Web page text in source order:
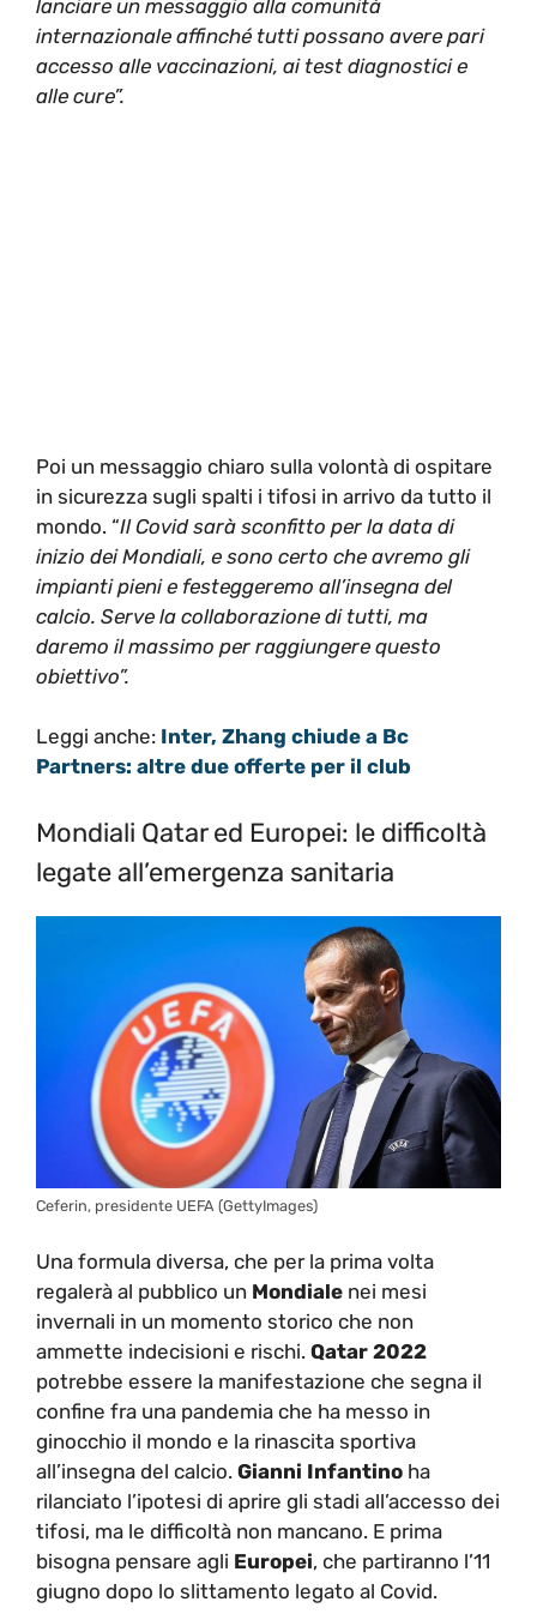
lanciare un messaggio alla comunità
internazionale affinché tutti possano avere pari
accesso alle vaccinazioni, ai test diagnostici e
alle cure”.
Poi un messaggio chiaro sulla volontà di ospitare
in sicurezza sugli spalti i tifosi in arrivo da tutto il
mondo. “Il Covid sarà sconfitto per la data di
inizio dei Mondiali, e sono certo che avremo gli
impianti pieni e festeggeremo all’insegna del
calcio. Serve la collaborazione di tutti, ma
daremo il massimo per raggiungere questo
obiettivo”.
Leggi anche: Inter, Zhang chiude a Bc
Partners: altre due offerte per il club
Mondiali Qatar ed Europei: le difficoltà
legate all’emergenza sanitaria
Ceferin, presidente UEFA (GettyImages)
Una formula diversa, che per la prima volta
regalerà al pubblico un Mondiale nei mesi
invernali in un momento storico che non
ammette indecisioni e rischi. Qatar 2022
potrebbe essere la manifestazione che segna il
confine fra una pandemia che ha messo in
ginocchio il mondo e la rinascita sportiva
all’insegna del calcio. Gianni Infantino ha
rilanciato l’ipotesi di aprire gli stadi all’accesso dei
tifosi, ma le difficoltà non mancano. E prima
bisogna pensare agli Europei, che partiranno l’11
giugno dopo lo slittamento legato al Covid.